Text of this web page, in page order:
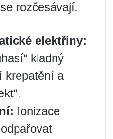
rozčesávají.
elektřiny:
kladný
krepatění a
Ionizace